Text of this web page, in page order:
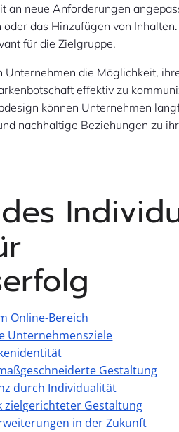
an neue Anforderungen
das Hinzufügen von
für die Zielgruppe.
die Möglichkeit,
effektiv zu
können Unternehmen
nachhaltige Beziehungen zu
Online-Bereich
Unternehmensziele
Gestaltung
durch Individualität
zielgerichteter Gestaltung
in der Zukunft